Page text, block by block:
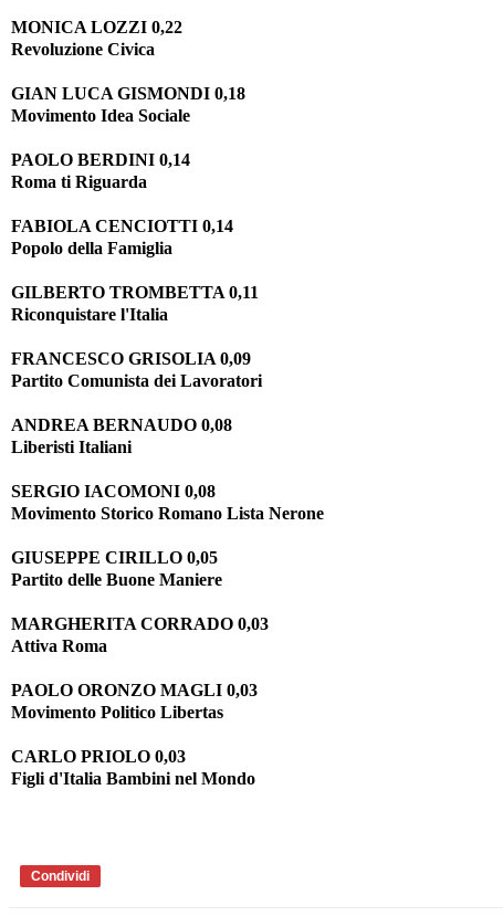
MONICA LOZZI 0,22
Revoluzione Civica
GIAN LUCA GISMONDI 0,18
Movimento Idea Sociale
PAOLO BERDINI 0,14
Roma ti Riguarda
FABIOLA CENCIOTTI 0,14
Popolo della Famiglia
GILBERTO TROMBETTA 0,11
Riconquistare l'Italia
FRANCESCO GRISOLIA 0,09
Partito Comunista dei Lavoratori
ANDREA BERNAUDO 0,08
Liberisti Italiani
SERGIO IACOMONI 0,08
Movimento Storico Romano Lista Nerone
GIUSEPPE CIRILLO 0,05
Partito delle Buone Maniere
MARGHERITA CORRADO 0,03
Attiva Roma
PAOLO ORONZO MAGLI 0,03
Movimento Politico Libertas
CARLO PRIOLO 0,03
Figli d'Italia Bambini nel Mondo
Condividi